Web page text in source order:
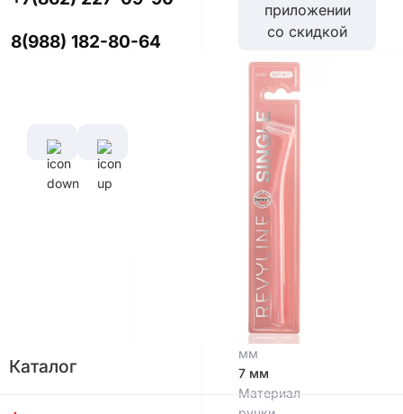
8(988) 182-80-64
Каталог
приложении
со скидкой
Цвет
Характеристики
Диаметр
щетины,
0,102 мм
Длина
щетины,
мм
7 мм
Материал